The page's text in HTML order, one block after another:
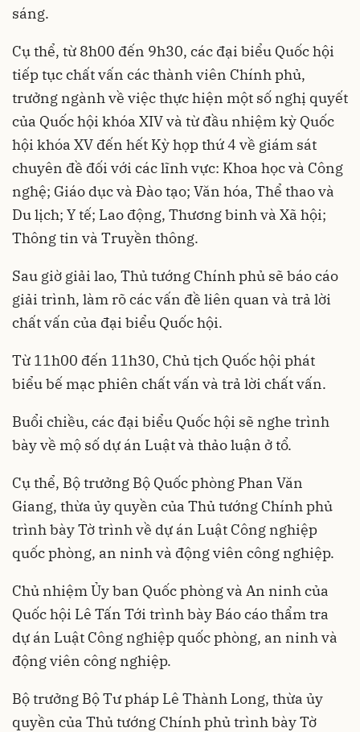
sáng.
Cụ thể, từ 8h00 đến 9h30, các đại biểu Quốc hội
tiếp tục chất vấn các thành viên Chính phủ,
trưởng ngành về việc thực hiện một số nghị quyết
của Quốc hội khóa XIV và từ đầu nhiệm kỳ Quốc
hội khóa XV đến hết Kỳ họp thứ 4 về giám sát
chuyên đề đối với các lĩnh vực: Khoa học và Công
nghệ; Giáo dục và Đào tạo; Văn hóa, Thể thao và
Du lịch; Y tế; Lao động, Thương binh và Xã hội;
Thông tin và Truyền thông.
Sau giờ giải lao, Thủ tướng Chính phủ sẽ báo cáo
giải trình, làm rõ các vấn đề liên quan và trả lời
chất vấn của đại biểu Quốc hội.
Từ 11h00 đến 11h30, Chủ tịch Quốc hội phát
biểu bế mạc phiên chất vấn và trả lời chất vấn.
Buổi chiều, các đại biểu Quốc hội sẽ nghe trình
bày về mộ số dự án Luật và thảo luận ở tổ.
Cụ thể, Bộ trưởng Bộ Quốc phòng Phan Văn
Giang, thừa ủy quyền của Thủ tướng Chính phủ
trình bày Tờ trình về dự án Luật Công nghiệp
quốc phòng, an ninh và động viên công nghiệp.
Chủ nhiệm Ủy ban Quốc phòng và An ninh của
Quốc hội Lê Tấn Tới trình bày Báo cáo thẩm tra
dự án Luật Công nghiệp quốc phòng, an ninh và
động viên công nghiệp.
Bộ trưởng Bộ Tư pháp Lê Thành Long, thừa ủy
quyền của Thủ tướng Chính phủ trình bày Tờ